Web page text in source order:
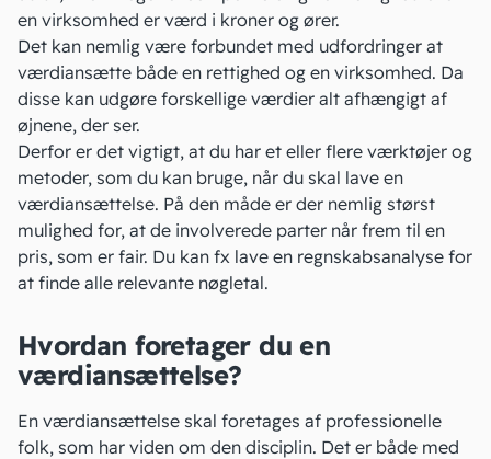
en virksomhed er værd i kroner og ører.
Det kan nemlig være forbundet med udfordringer at
værdiansætte både en rettighed og en virksomhed. Da
disse kan udgøre forskellige værdier alt afhængigt af
øjnene, der ser.
Derfor er det vigtigt, at du har et eller flere værktøjer og
metoder, som du kan bruge, når du skal lave en
værdiansættelse. På den måde er der nemlig størst
mulighed for, at de involverede parter når frem til en
pris, som er fair. Du kan fx lave en regnskabsanalyse for
at finde alle relevante nøgletal.
Hvordan foretager du en
værdiansættelse?
En værdiansættelse skal foretages af professionelle
folk, som har viden om den disciplin. Det er både med